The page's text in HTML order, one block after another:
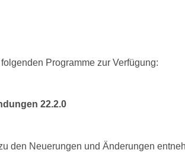
Programme zur Verfügung:
22.2.0
den Neuerungen und Änderungen